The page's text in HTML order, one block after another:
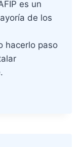
es un
de los
hacerlo paso